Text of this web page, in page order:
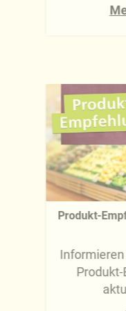
Produkt-
Informieren